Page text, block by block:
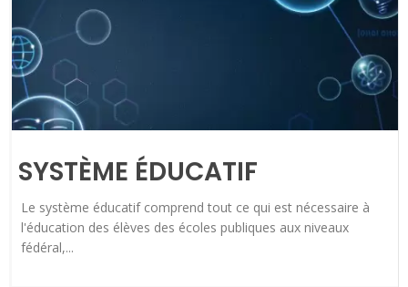
SYSTÈME ÉDUCATIF
Le système éducatif comprend tout ce qui est nécessaire à
l'éducation des élèves des écoles publiques aux niveaux
fédéral,...